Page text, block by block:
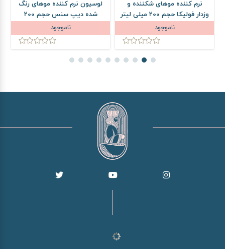
نرم کننده موهای شکننده و
وزدار فولیکا حجم 200 میلی لیتر
ناموجود
لوسیون نرم کننده موهای رنگ
شده دیپ سنس حجم 200
میلی لیتر
ناموجود